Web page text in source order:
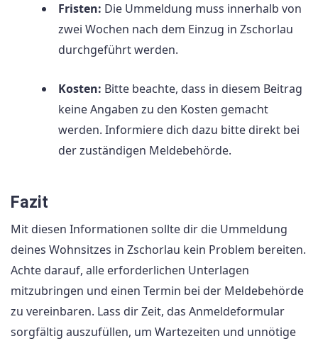
Fristen: Die Ummeldung muss innerhalb von
zwei Wochen nach dem Einzug in Zschorlau
durchgeführt werden.
Kosten: Bitte beachte, dass in diesem Beitrag
keine Angaben zu den Kosten gemacht
werden. Informiere dich dazu bitte direkt bei
der zuständigen Meldebehörde.
Fazit
Mit diesen Informationen sollte dir die Ummeldung
deines Wohnsitzes in Zschorlau kein Problem bereiten.
Achte darauf, alle erforderlichen Unterlagen
mitzubringen und einen Termin bei der Meldebehörde
zu vereinbaren. Lass dir Zeit, das Anmeldeformular
sorgfältig auszufüllen, um Wartezeiten und unnötige